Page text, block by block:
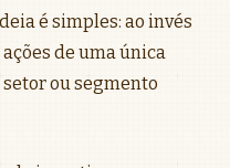
é simples: ao invés
de uma única
ou segmento